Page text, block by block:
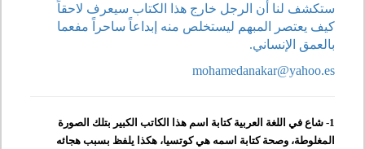
ستكشف لنا أن الرجل خارج هذا الكتاب سيعرف لاحقاً
كيف يعتصر المبهم ليستخلص منه إبداعاً ساحراً مفعما
بالعمق الإنساني.
mohamedanakar@yahoo.es
1- شاع في اللغة العربية كتابة اسم هذا الكاتب الكبير بتلك الصورة
المغلوطة، وصحة كتابة اسمه هي كوتسيا، هكذا يلفظ بسبب هجائه